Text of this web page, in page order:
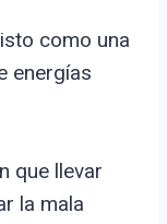
como una
energías
que llevar
la mala